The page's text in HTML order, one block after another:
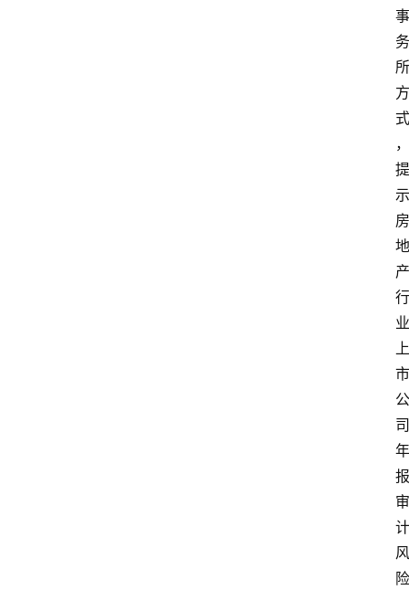
事
务
所
方
式
，
提
示
房
地
产
行
业
上
市
公
司
年
报
审
计
风
险